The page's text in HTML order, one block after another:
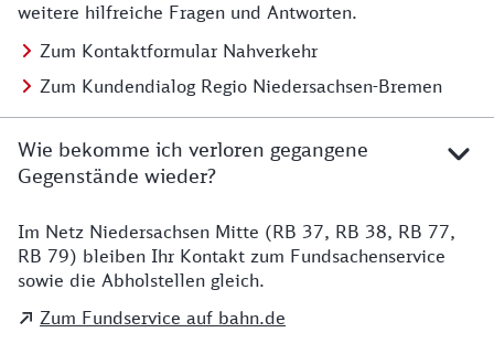
weitere hilfreiche Fragen und Antworten.
Zum Kontaktformular Nahverkehr
Zum Kundendialog Regio Niedersachsen-Bremen
Wie bekomme ich verloren gegangene
Gegenstände wieder?
Details zu Kontakt
Im Netz Niedersachsen Mitte (RB 37, RB 38, RB 77,
RB 79) bleiben Ihr Kontakt zum Fundsachenservice
sowie die Abholstellen gleich.
Zum Fundservice auf bahn.de